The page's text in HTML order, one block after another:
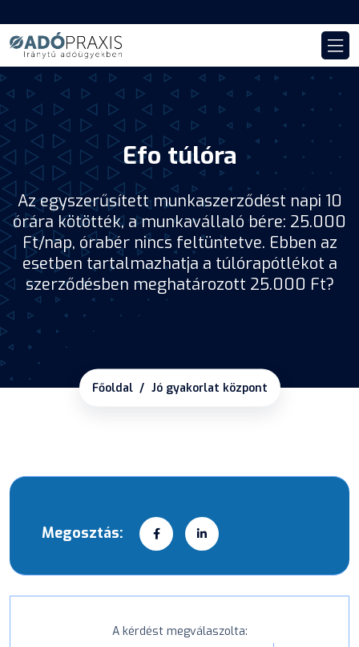
Efo túlóra
Az egyszerűsített munkaszerződést napi 10
órára kötötték, a munkavállaló bére: 25.000
Ft/nap, órabér nincs feltüntetve. Ebben az
esetben tartalmazhatja a túlórapótlékot a
szerződésben meghatározott 25.000 Ft?
Főoldal Jó gyakorlat központ
Megosztás:
A kérdést megválaszolta: